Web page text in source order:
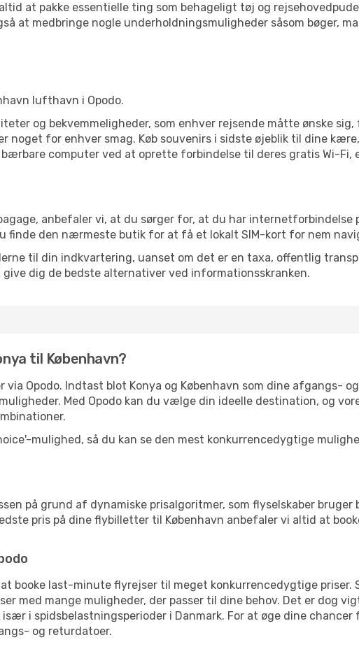
at pakke essentielle ting som behageligt tøj og
at medbringe nogle underholdningsmuligheder såsom bøger,
lufthavn i Opodo.
og bekvemmeligheder, som enhver rejsende måtte ønske sig,
noget for enhver smag. Køb souvenirs i sidste øjeblik til dine
computer ved at oprette forbindelse til deres gratis Wi-Fi,
anbefaler vi, at du sørger for, at du har
finde den nærmeste butik for at få et lokalt SIM-kort for nem
til din indkvartering, uanset om det er en taxa, offentlig
dig de bedste alternativer ved informationsskranken.
til København?
Opodo. Indtast blot Konya og København som dine afgangs-
Med Opodo kan du vælge din ideelle destination, og
mulighed, så du kan se den mest konkurrencedygtige
på grund af dynamiske prisalgoritmer, som flyselskaber bruger
pris på dine flybilletter til København anbefaler vi altid at
booke last-minute flyrejser til meget konkurrencedygtige priser.
med mange muligheder, der passer til dine behov. Det er dog
i spidsbelastningsperioder i Danmark. For at øge dine
og returdatoer.